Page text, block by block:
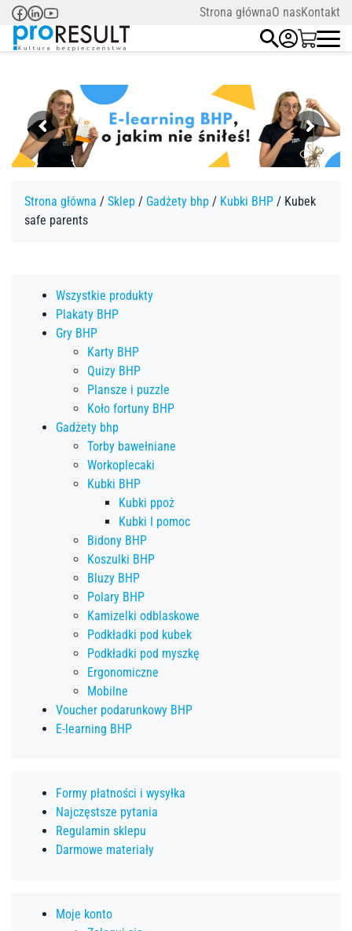
Strona głównaO nasKontakt
Strona główna / Sklep / Gadżety bhp / Kubki BHP / Kubek
safe parents
Wszystkie produkty
Plakaty BHP
Gry BHP
Karty BHP
Quizy BHP
Plansze i puzzle
Koło fortuny BHP
Gadżety bhp
Torby bawełniane
Workoplecaki
Kubki BHP
Kubki ppoż
Kubki I pomoc
Bidony BHP
Koszulki BHP
Bluzy BHP
Polary BHP
Kamizelki odblaskowe
Podkładki pod kubek
Podkładki pod myszkę
Ergonomiczne
Mobilne
Voucher podarunkowy BHP
E-learning BHP
Formy płatności i wysyłka
Najczęstsze pytania
Regulamin sklepu
Darmowe materiały
Moje konto